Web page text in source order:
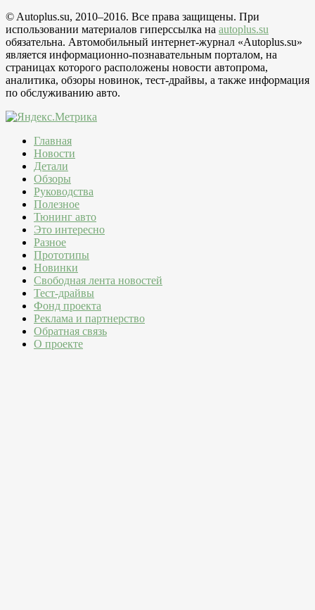
© Autoplus.su, 2010–2016. Все права защищены. При
использовании материалов гиперссылка на autoplus.su
обязательна. Автомобильный интернет-журнал «Autoplus.su»
является информационно-познавательным порталом, на
страницах которого расположены новости автопрома,
аналитика, обзоры новинок, тест-драйвы, а также информация
по обслуживанию авто.
Главная
Новости
Детали
Обзоры
Руководства
Полезное
Тюнинг авто
Это интересно
Разное
Прототипы
Новинки
Свободная лента новостей
Тест-драйвы
Фонд проекта
Реклама и партнерство
Обратная связь
О проекте